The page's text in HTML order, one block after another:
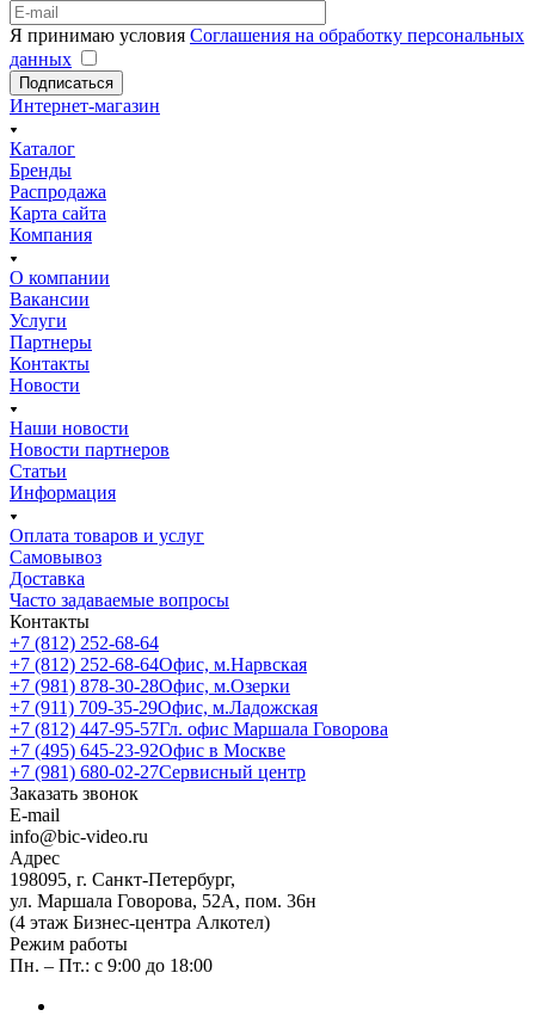
Я принимаю условия Соглашения на обработку персональных
данных
Подписаться
Интернет-магазин
Каталог
Бренды
Распродажа
Карта сайта
Компания
О компании
Вакансии
Услуги
Партнеры
Контакты
Новости
Наши новости
Новости партнеров
Статьи
Информация
Оплата товаров и услуг
Самовывоз
Доставка
Часто задаваемые вопросы
Контакты
+7 (812) 252-68-64
+7 (812) 252-68-64Офис, м.Нарвская
+7 (981) 878-30-28Офис, м.Озерки
+7 (911) 709-35-29Офис, м.Ладожская
+7 (812) 447-95-57Гл. офис Маршала Говорова
+7 (495) 645-23-92Офис в Москве
+7 (981) 680-02-27Сервисный центр
Заказать звонок
E-mail
info@bic-video.ru
Адрес
198095, г. Санкт-Петербург,
ул. Маршала Говорова, 52А, пом. 36н
(4 этаж Бизнес-центра Алкотел)
Режим работы
Пн. – Пт.: с 9:00 до 18:00